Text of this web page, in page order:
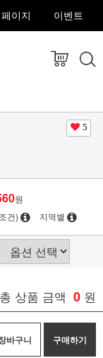
이지 이벤트
5
원
건) 지역별
총 상품 금액 0 원
바구니 구매하기